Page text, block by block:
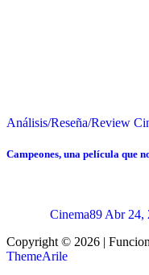
Análisis/Reseña/Review
Campeones, una película que
Cinema89 Abr 24,
Copyright © 2026 |
ThemeArile